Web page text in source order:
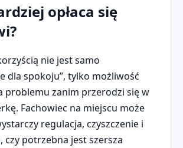
opłaca się
nie jest samo
dla spokoju”, tylko możliwość
problemu zanim przerodzi się w
Fachowiec na miejscu może
regulacja, czyszczenie i
czy potrzebna jest szersza